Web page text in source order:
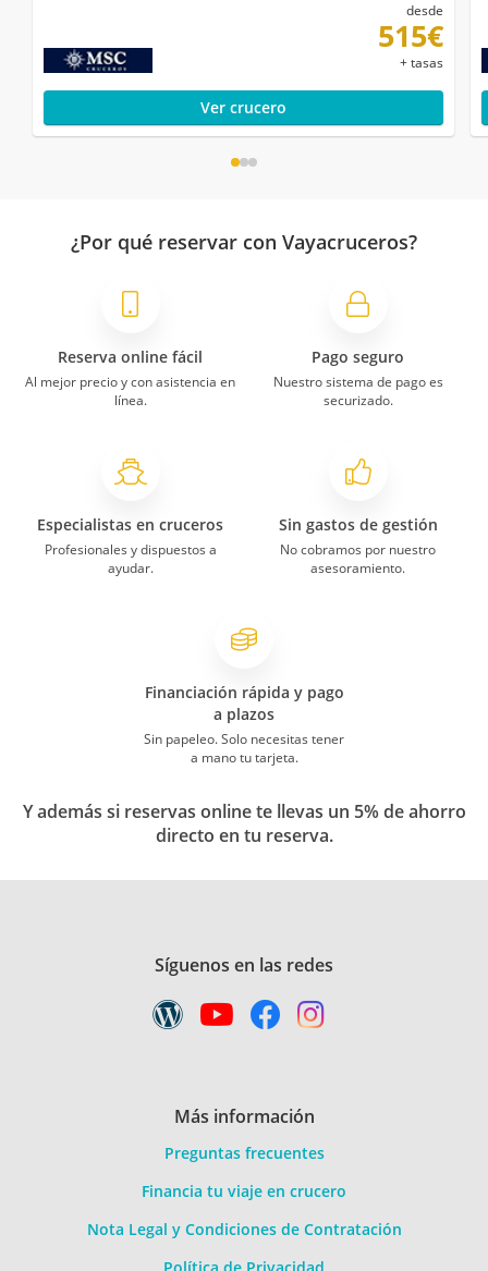
desde
515€
+ tasas
Ver crucero
¿Por qué reservar con Vayacruceros?
Reserva online fácil
Al mejor precio y con asistencia en
línea.
Pago seguro
Nuestro sistema de pago es
securizado.
Especialistas en cruceros
Profesionales y dispuestos a
ayudar.
Sin gastos de gestión
No cobramos por nuestro
asesoramiento.
Financiación rápida y pago
a plazos
Sin papeleo. Solo necesitas tener
a mano tu tarjeta.
Y además si reservas online te llevas un 5% de ahorro
directo en tu reserva.
Síguenos en las redes
Más información
Preguntas frecuentes
Financia tu viaje en crucero
Nota Legal y Condiciones de Contratación